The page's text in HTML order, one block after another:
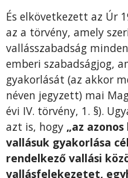
És elkövetkezett az Úr
az a törvény, amely
vallásszabadság
emberi szabadságjog,
gyakorlását (az akkor
néven jegyzett) mai
évi IV. törvény, 1. §).
azt is, hogy „az
vallásuk gyakorlása
rendelkező vallási
vallásfelekezetet,